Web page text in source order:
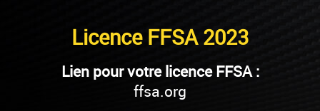
Licence FFSA 2023
Lien pour votre licence FFSA :
ffsa.org